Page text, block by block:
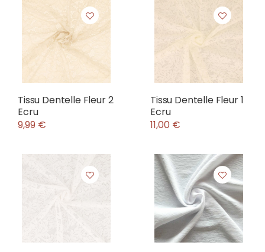
Tissu Dentelle Fleur 2
Ecru
9,99 €
Tissu Dentelle Fleur 1
Ecru
11,00 €